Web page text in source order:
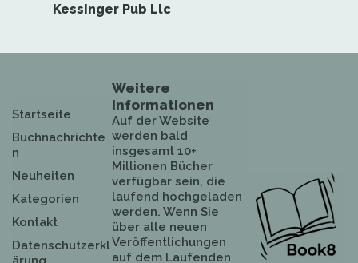
Kessinger Pub Llc
Startseite
Buchnachrichte
n
Neuheiten
Kategorien
Kontakt
Datenschutzerkl
Weitere
Informationen
Auf der Website
werden bald
insgesamt 10+
Millionen Bücher
verfügbar sein, die
laufend hochgeladen
werden. Wenn Sie
über alle neuen
Veröffentlichungen
auf dem Laufenden